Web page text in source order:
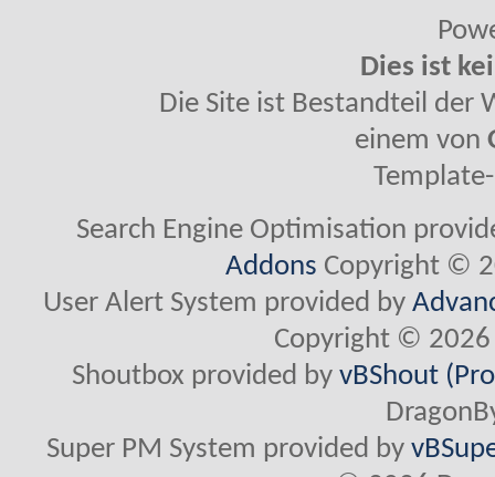
Dies ist
Die Site ist Bestandteil der
einem von
Search Engine Optimisation
Addons Copyright ©
User Alert System provided by
Copyright © 2026
Shoutbox provided byvBShout
Super PM System provided by